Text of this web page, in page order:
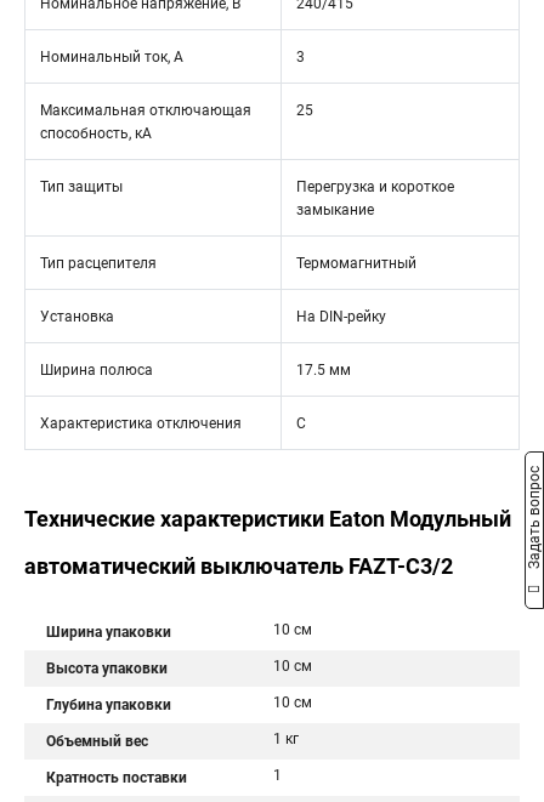
Номинальное напряжение, В 240/415
Номинальный ток, А 3
Максимальная отключающая
способность, кА
25
Тип защиты
Перегрузка и короткое
замыкание
Тип расцепителя Термомагнитный
Установка На DIN-рейку
Ширина полюса 17.5 мм
Характеристика отключения C
Технические характеристики Eaton Модульный
автоматический выключатель FAZT-C3/2
Ширина упаковки 10 см
Высота упаковки 10 см
Глубина упаковки 10 см
Объемный вес 1 кг
Кратность поставки 1
Задать вопрос